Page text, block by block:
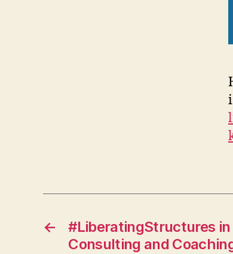
←
#LiberatingStructures in
Consulting and